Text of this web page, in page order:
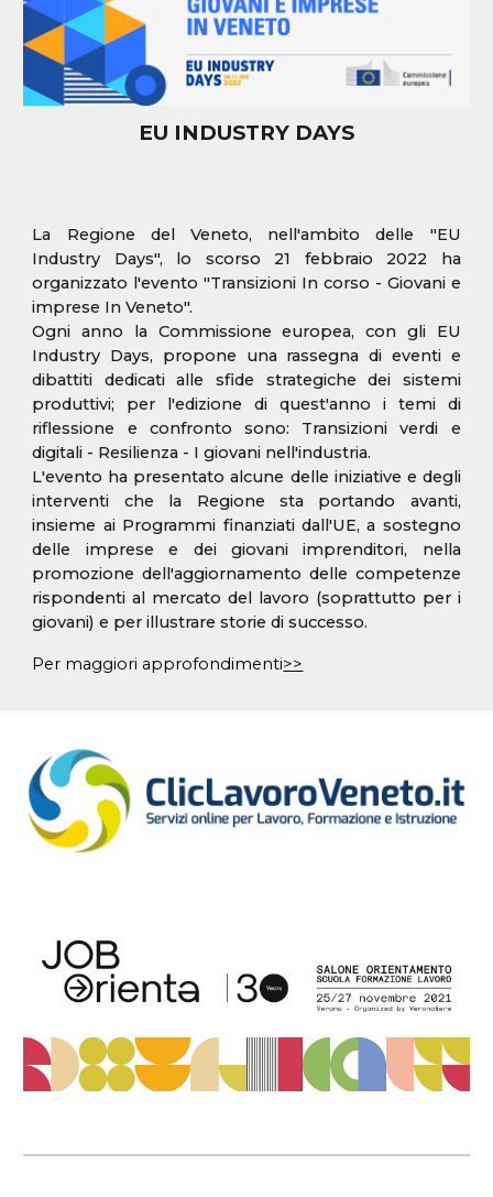
EU INDUSTRY DAYS
La Regione del Veneto, nell'ambito delle "EU
Industry Days", lo scorso 21 febbraio 2022 ha
organizzato l'evento "Transizioni In corso - Giovani e
imprese In Veneto".
Ogni anno la Commissione europea, con gli EU
Industry Days, propone una rassegna di eventi e
dibattiti dedicati alle sfide strategiche dei sistemi
produttivi; per l'edizione di quest'anno i temi di
riflessione e confronto sono: Transizioni verdi e
digitali - Resilienza - I giovani nell'industria.
L'evento ha presentato alcune delle iniziative e degli
interventi che la Regione sta portando avanti,
insieme ai Programmi finanziati dall'UE, a sostegno
delle imprese e dei giovani imprenditori, nella
promozione dell'aggiornamento delle competenze
rispondenti al mercato del lavoro (soprattutto per i
giovani) e per illustrare storie di successo.
Per maggiori approfondimenti>>